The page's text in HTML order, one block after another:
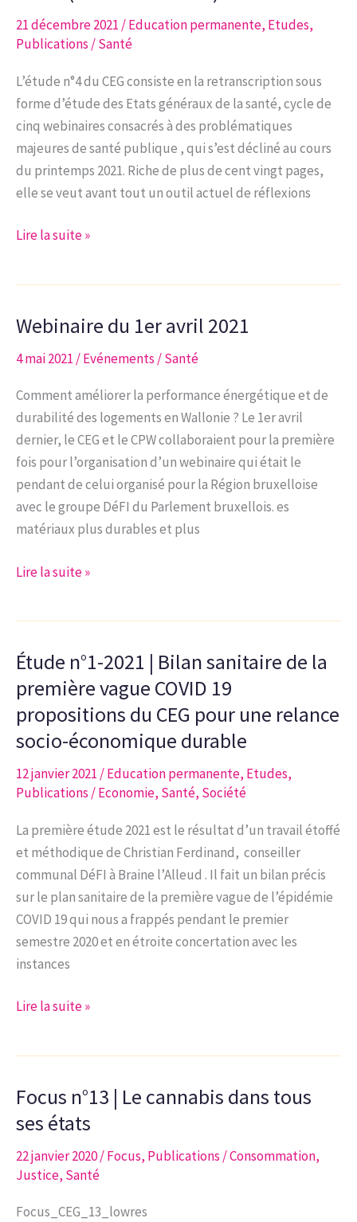
indicateurs
du
développement
durable
21 décembre 2021 /Education permanente, Etudes,
Publications /Santé
L’étude n°4 du CEG consiste en la retranscription sous
forme d’étude des Etats généraux de la santé, cycle de
cinq webinaires consacrés à des problématiques
majeures de santé publique , qui s’est décliné au cours
du printemps 2021. Riche de plus de cent vingt pages,
elle se veut avant tout un outil actuel de réflexions
Étude
États
de
la
santé
(ndlr:
Focus
n°16)
Lire la suite »
Webinaire du 1er avril 2021
4 mai 2021 /Evénements /Santé
Comment améliorer la performance énergétique et de
durabilité des logements en Wallonie ? Le 1er avril
dernier, le CEG et le CPW collaboraient pour la première
fois pour l’organisation d’un webinaire qui était le
pendant de celui organisé pour la Région bruxelloise
avec le groupe DéFI du Parlement bruxellois. es
matériaux plus durables et plus
Webinaire
2021
Lire la suite »
Étude n°1-2021 | Bilan sanitaire de la
première vague COVID 19
propositions du CEG pour une relance
socio-économique durable
12 janvier 2021 /Education permanente, Etudes,
Publications /Economie, Santé, Société
La première étude 2021 est le résultat d’un travail étoffé
et méthodique de Christian Ferdinand, conseiller
communal DéFI à Braine l’Alleud . Il fait un bilan précis
sur le plan sanitaire de la première vague de l’épidémie
COVID 19 qui nous a frappés pendant le premier
semestre 2020 et en étroite concertation avec les
instances
Étude
Bilan
sanitaire
la
première
vague
Lire la suite »
Focus n°13 | Le cannabis dans tous
ses états
22 janvier 2020/Focus, Publications /Consommation,
Justice, Santé
Focus_CEG_13_lowres